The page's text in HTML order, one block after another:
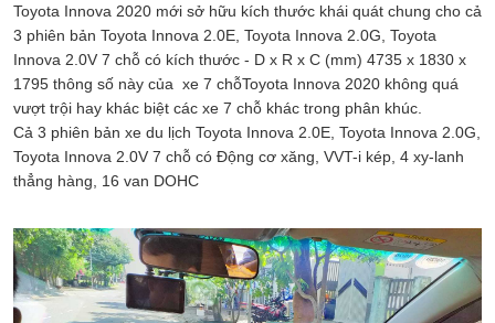
Toyota Innova 2020 mới sở hữu kích thước khái quát chung cho cả
3 phiên bản Toyota Innova 2.0E, Toyota Innova 2.0G, Toyota
Innova 2.0V 7 chỗ có kích thước - D x R x C (mm) 4735 x 1830 x
1795 thông số này của xe 7 chỗToyota Innova 2020 không quá
vượt trội hay khác biệt các xe 7 chỗ khác trong phân khúc.
Cả 3 phiên bản xe du lịch Toyota Innova 2.0E, Toyota Innova 2.0G,
Toyota Innova 2.0V 7 chỗ có Động cơ xăng, VVT-i kép, 4 xy-lanh
thẳng hàng, 16 van DOHC